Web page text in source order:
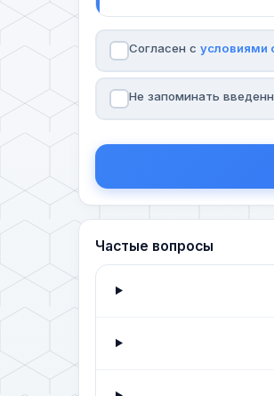
Согласен с условиями
Не запоминать
Частые вопросы